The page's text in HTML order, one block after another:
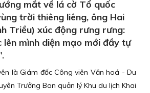
mắt về lá cờ Tổ quốc
trời thiêng liêng, ông Hai
Triều) xúc động rưng rưng:
lên mình diện mạo mới đầy tự
là Giám đốc Công viên Văn hoá - Du
Trưởng Ban quản lý Khu du lịch Khai